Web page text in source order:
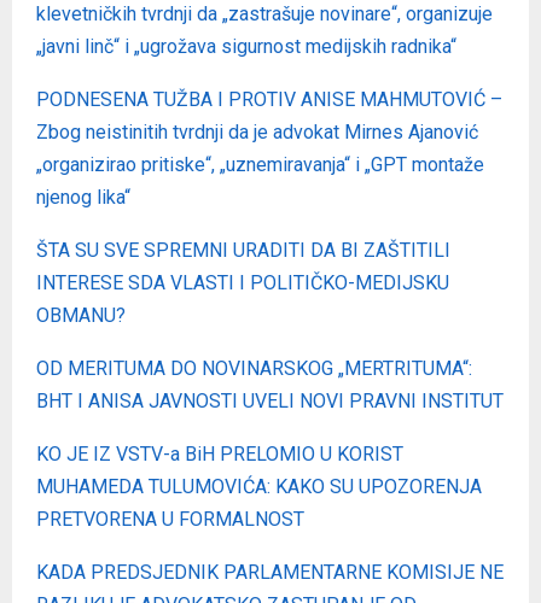
klevetničkih tvrdnji da „zastrašuje novinare“, organizuje
„javni linč“ i „ugrožava sigurnost medijskih radnika“
PODNESENA TUŽBA I PROTIV ANISE MAHMUTOVIĆ –
Zbog neistinitih tvrdnji da je advokat Mirnes Ajanović
„organizirao pritiske“, „uznemiravanja“ i „GPT montaže
njenog lika“
ŠTA SU SVE SPREMNI URADITI DA BI ZAŠTITILI
INTERESE SDA VLASTI I POLITIČKO-MEDIJSKU
OBMANU?
OD MERITUMA DO NOVINARSKOG „MERTRITUMA“:
BHT I ANISA JAVNOSTI UVELI NOVI PRAVNI INSTITUT
KO JE IZ VSTV-a BiH PRELOMIO U KORIST
MUHAMEDA TULUMOVIĆA: KAKO SU UPOZORENJA
PRETVORENA U FORMALNOST
KADA PREDSJEDNIK PARLAMENTARNE KOMISIJE NE